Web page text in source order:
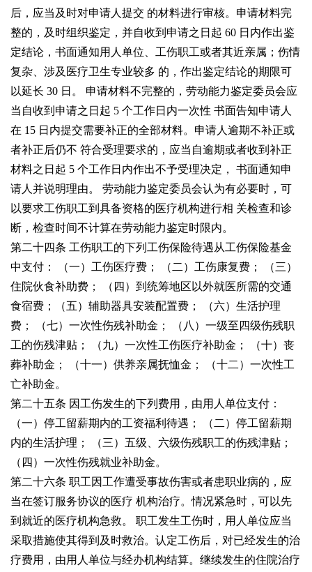
后，应当及时对申请人提交 的材料进行审核。申请材料完
整的，及时组织鉴定，并自收到申请之日起 60 日内作出鉴
定结论，书面通知用人单位、工伤职工或者其近亲属；伤情
复杂、涉及医疗卫生专业较多 的，作出鉴定结论的期限可
以延长 30 日。 申请材料不完整的，劳动能力鉴定委员会应
当自收到申请之日起 5 个工作日内一次性 书面告知申请人
在 15 日内提交需要补正的全部材料。申请人逾期不补正或
者补正后仍不 符合受理要求的，应当自逾期或者收到补正
材料之日起 5 个工作日内作出不予受理决定， 书面通知申
请人并说明理由。 劳动能力鉴定委员会认为有必要时，可
以要求工伤职工到具备资格的医疗机构进行相 关检查和诊
断，检查时间不计算在劳动能力鉴定时限内。
第二十四条 工伤职工的下列工伤保险待遇从工伤保险基金
中支付：
（一）工伤医疗费； （二）工伤康复费；
（三）
住院伙食补助费；
（四）到统筹地区以外就医所需的交通
食宿费；
（五）辅助器具安装配置费；
（六）生活护理
费；
（七）一次性伤残补助金；
（八）一级至四级伤残职
工的伤残津贴；
（九）一次性工伤医疗补助金；
（十）丧
葬补助金；
（十一）供养亲属抚恤金；
（十二）一次性工
亡补助金。
第二十五条 因工伤发生的下列费用，由用人单位支付：
（一）停工留薪期内的工资福利待遇；
（二）停工留薪期
内的生活护理；
（三）五级、六级伤残职工的伤残津贴；
（四）一次性伤残就业补助金。
第二十六条 职工因工作遭受事故伤害或者患职业病的，应
当在签订服务协议的医疗 机构治疗。情况紧急时，可以先
到就近的医疗机构急救。 职工发生工伤时，用人单位应当
采取措施使其得到及时救治。认定工伤后，对已经发生的治
疗费用，由用人单位与经办机构结算。继续发生的住院治疗